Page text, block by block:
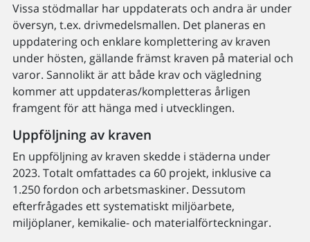
Vissa stödmallar har uppdaterats och andra är under
översyn, t.ex. drivmedelsmallen. Det planeras en
uppdatering och enklare komplettering av kraven
under hösten, gällande främst kraven på material och
varor. Sannolikt är att både krav och vägledning
kommer att uppdateras/kompletteras årligen
framgent för att hänga med i utvecklingen.
Uppföljning av kraven
En uppföljning av kraven skedde i städerna under
2023. Totalt omfattades ca 60 projekt, inklusive ca
1.250 fordon och arbetsmaskiner. Dessutom
efterfrågades ett systematiskt miljöarbete,
miljöplaner, kemikalie- och materialförteckningar.